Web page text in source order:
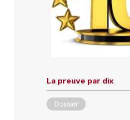
La preuve par dix
Dossier